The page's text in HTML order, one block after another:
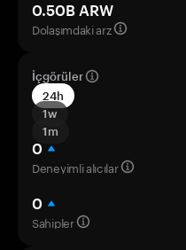
0.50B ARW
Dolaşımdaki arz
İçgörüler
24h
1w
1m
0
Deneyimli alıcılar
0
Sahipler